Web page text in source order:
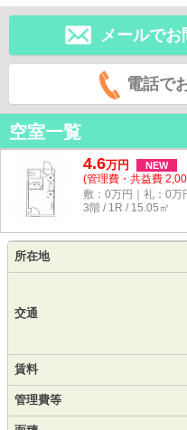
メールでお
電話で
空室一覧
4.6万円 NEW
(管理費・共益費
敷：0万円｜礼：0万
3階 / 1R / 15.05㎡
所在地
交通
賃料
管理費等